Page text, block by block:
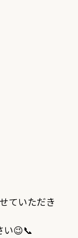
ていただき
😉📞